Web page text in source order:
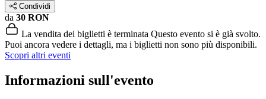
Condividi
da 30 RON
La vendita dei biglietti è terminata Questo evento si è già svolto.
Puoi ancora vedere i dettagli, ma i biglietti non sono più disponibili.
Scopri altri eventi
Informazioni sull'evento